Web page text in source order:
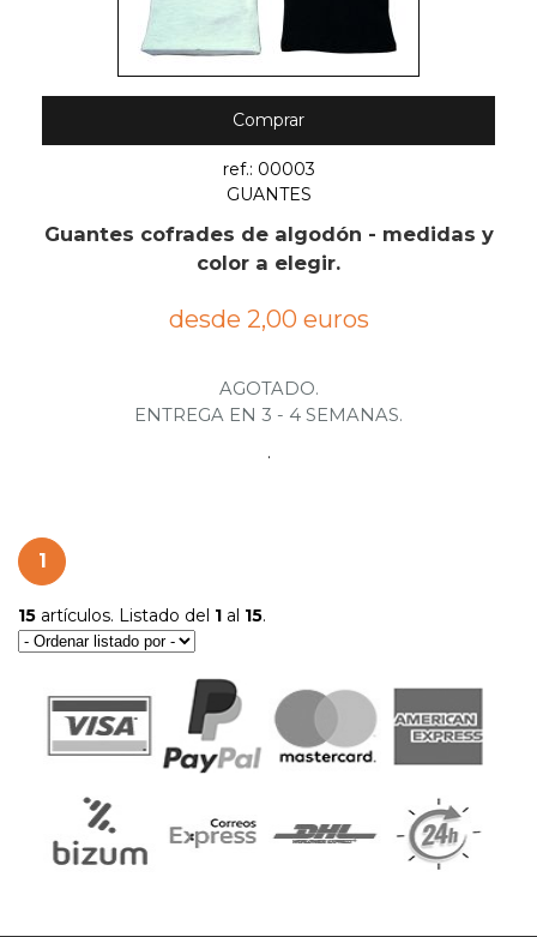
Comprar
ref.: 00003
GUANTES
Guantes cofrades de algodón - medidas y
color a elegir.
desde 2,00 euros
AGOTADO.
ENTREGA EN 3 - 4 SEMANAS.
.
1
15 artículos. Listado del 1 al 15.